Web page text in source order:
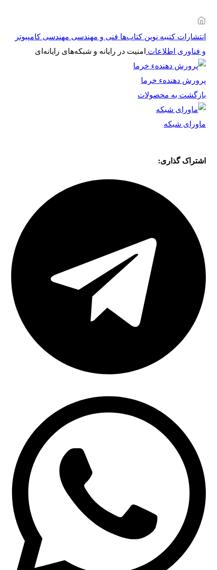
انتشارات کتیبه نوین کتاب‌ها فنی و مهندسی مهندسی کامپیوتر
و فناوری اطلاعات امنیت در رایانه و شبکه‌های رایانه‌ای
پرورش دهندهء خرما
بازگشت به محصولات
ماورای شبکه
اشتراک گذاری: